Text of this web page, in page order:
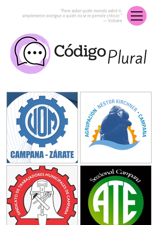
“Para saber quién manda sobre ti,
simplemente averigua a quién no se te permite criticar.”
― Voltaire